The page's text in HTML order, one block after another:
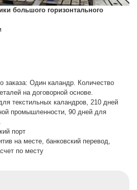
большого горизонтального
заказа: Один каландр. Количество
на договорной основе.
текстильных каландров, 210 дней
промышленности, 90 дней для
порт
на месте, банковский перевод,
по месту